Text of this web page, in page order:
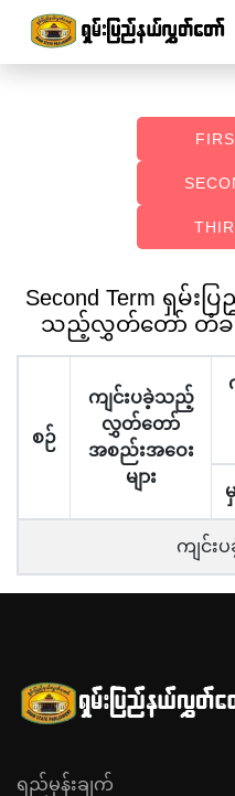
Second Term ရှမ်
သည့်လွှတ်တော် တံခါ
စဉ်
ကျင်းပခဲ့သည့်
လွှတ်တော်
အစည်းအဝေး
များ
ကျင်းပ
ရည်မှန်းချက်